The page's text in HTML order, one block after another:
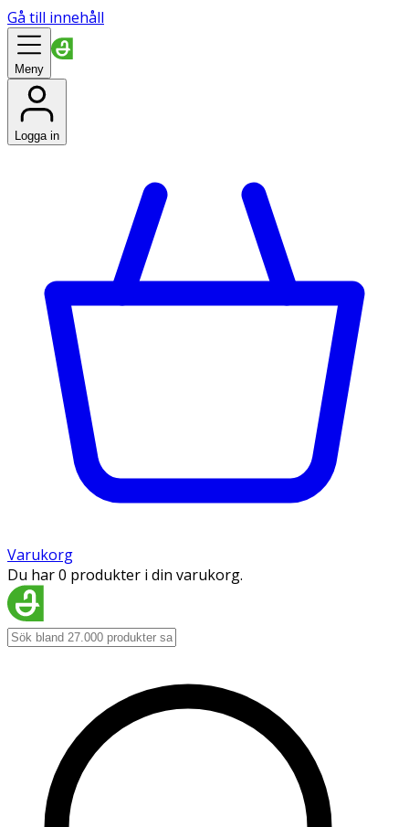
Gå till innehåll
Meny
Logga in
Varukorg
Du har 0 produkter i din varukorg.